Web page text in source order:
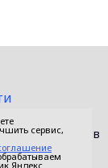
в
связи,
сервис,
Яндекс